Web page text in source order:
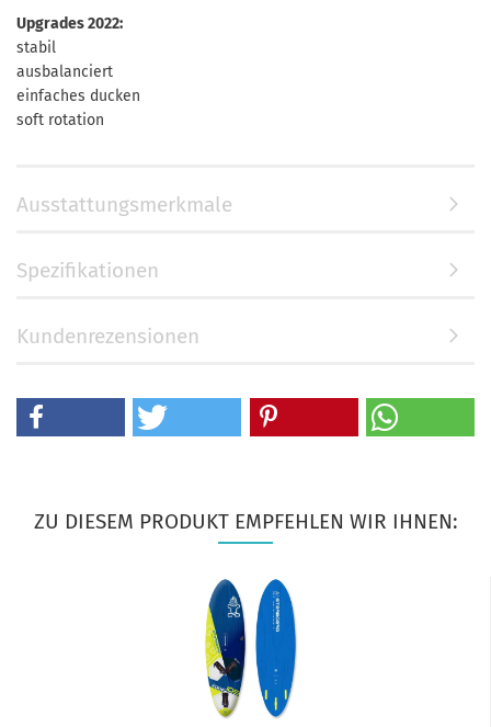
Upgrades 2022:
stabil
ausbalanciert
einfaches ducken
soft rotation
Ausstattungsmerkmale
Spezifikationen
Kundenrezensionen
ZU DIESEM PRODUKT EMPFEHLEN WIR IHNEN: